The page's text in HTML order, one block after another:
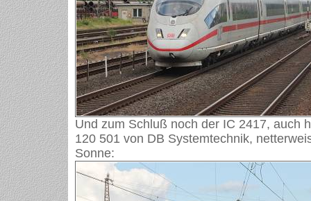
Und zum Schluß noch der IC 2417, auch
120 501 von DB Systemtechnik,
Sonne: